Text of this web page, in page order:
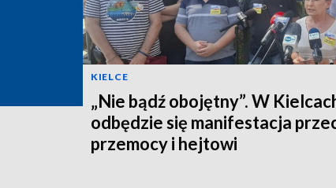
KIELCE
„Nie bądź obojętny”. W
odbędzie się manifestacja
przemocy i hejtowi